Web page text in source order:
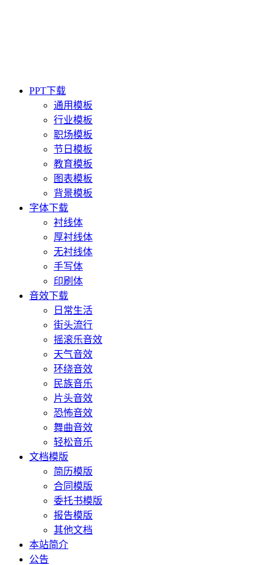
PPT下载
通用模板
行业模板
职场模板
节日模板
教育模板
图表模板
背景模板
字体下载
衬线体
厚衬线体
无衬线体
手写体
印刷体
音效下载
日常生活
街头流行
摇滚乐音效
天气音效
环绕音效
民族音乐
片头音效
恐怖音效
舞曲音效
轻松音乐
文档模版
简历模版
合同模版
委托书模版
报告模版
其他文档
本站简介
公告